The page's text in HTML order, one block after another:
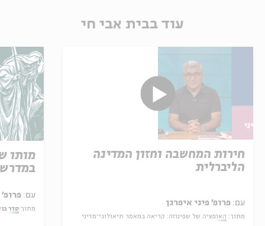
עוד בבית אבי חי
חירות המחשבה וחזון המדינה
הליברלית
עם: פרופ' פיני איפרגן
מתוך: האופציה של שפינוזה: קריאה במאמר תיאולוגי־מדיני
מותו
עם: פרופ' אביגדור שנאן
מתוך:סדר